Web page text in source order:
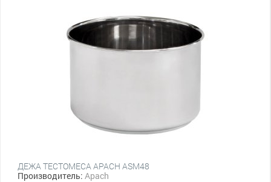
ДЕЖА ТЕСТОМЕСА APACH ASM48
Производитель: Apach